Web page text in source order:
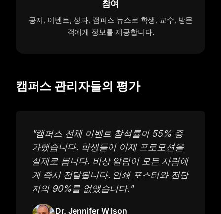
참여
공지, 이벤트, 성과, 캠퍼스 뉴스로 학생, 교수, 방문
객에게 정보를 제공합니다.
캠퍼스 관리자들의 평가
"캠퍼스 전체 이벤트 참석률이 55% 증
가했습니다. 학생들이 이제 프로모션을
실제로 봅니다. 비상 알림이 모든 사람에
게 즉시 전달됩니다. 인쇄 포스터와 전단
지의 90%를 없앴습니다."
Dr. Jennifer Wilson